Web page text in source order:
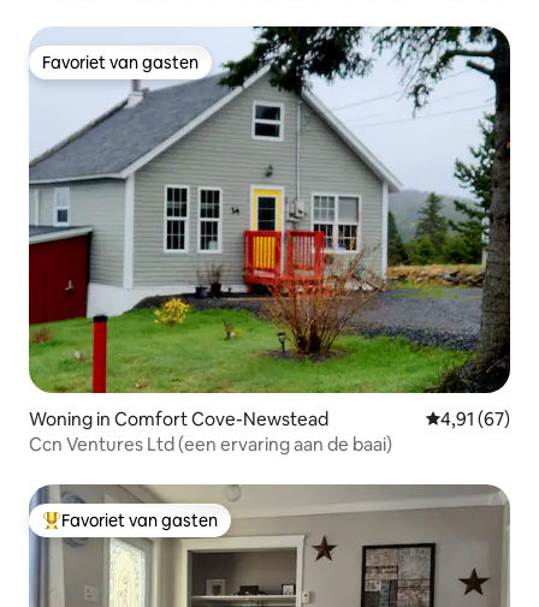
Favoriet van gasten
Favoriet van gasten
Woning in Comfort Cove-Newstead Gemiddelde
4,91 (67)
Ccn Ventures Ltd (een ervaring aan de baai)
Topfavoriet van gasten
Favoriet van gasten